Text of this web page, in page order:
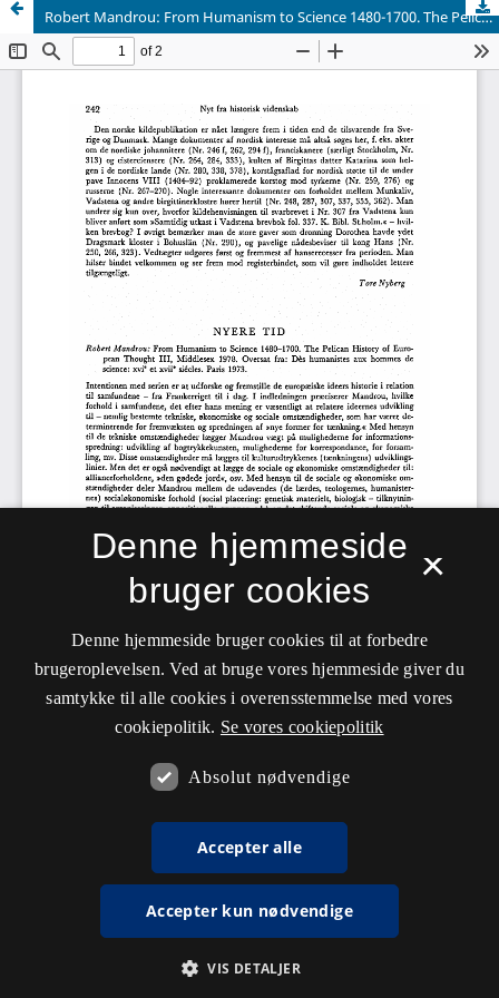
Robert Mandrou: From Humanism to Science 1480-1700. The Pelican History of European Thought III, Middlesex 1978. Oversat fra: Dés humanistes aux hommes de science: xvi" et xvii* siécles. Paris 1973.
×
Denne hjemmeside
bruger cookies
Denne hjemmeside bruger cookies til at forbedre
brugeroplevelsen. Ved at bruge vores hjemmeside giver du
samtykke til alle cookies i overensstemmelse med vores
cookiepolitik. Se vores cookiepolitik
Absolut nødvendige
Accepter alle
Accepter kun nødvendige
VIS DETALJER